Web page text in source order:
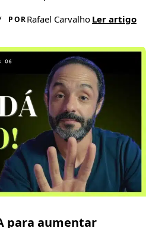
PORRafael Carvalho Ler artigo
para aumentar